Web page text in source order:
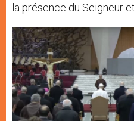
la présence du Seigneur